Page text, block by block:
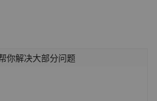
你解决大部分问题